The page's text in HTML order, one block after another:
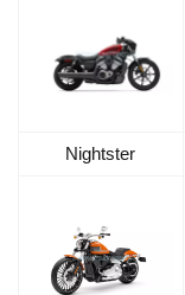
Nightster